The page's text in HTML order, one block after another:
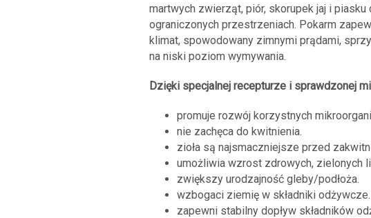
martwych zwierząt, piór, skorupek jaj i
ograniczonych przestrzeniach. Pokarm
klimat, spowodowany zimnymi prądami,
na niski poziom wymywania.
Dzięki specjalnej recepturze i sprawdzonej
promuje rozwój korzystnych
nie zachęca do kwitnienia.
zioła są najsmaczniejsze przed
umożliwia wzrost zdrowych, zielonych
zwiększy urodzajność gleby/podłoża.
wzbogaci ziemię w składniki odżywcze.
zapewni stabilny dopływ składników